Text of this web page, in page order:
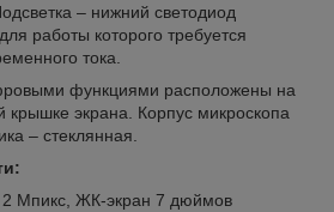
– нижний светодиод
работы которого требуется
тока.
функциями расположены на
крышке экрана. Корпус микроскопа
– стеклянная.
Мпикс, ЖК-экран 7 дюймов